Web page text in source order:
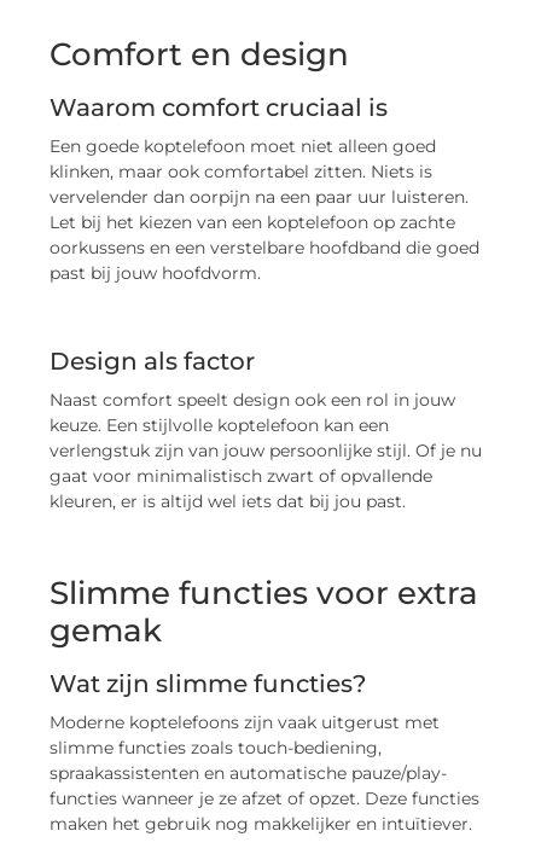
Comfort en design
Waarom comfort cruciaal is
Een goede koptelefoon moet niet alleen goed
klinken, maar ook comfortabel zitten. Niets is
vervelender dan oorpijn na een paar uur luisteren.
Let bij het kiezen van een koptelefoon op zachte
oorkussens en een verstelbare hoofdband die goed
past bij jouw hoofdvorm.
Design als factor
Naast comfort speelt design ook een rol in jouw
keuze. Een stijlvolle koptelefoon kan een
verlengstuk zijn van jouw persoonlijke stijl. Of je nu
gaat voor minimalistisch zwart of opvallende
kleuren, er is altijd wel iets dat bij jou past.
Slimme functies voor extra
gemak
Wat zijn slimme functies?
Moderne koptelefoons zijn vaak uitgerust met
slimme functies zoals touch-bediening,
spraakassistenten en automatische pauze/play-
functies wanneer je ze afzet of opzet. Deze functies
maken het gebruik nog makkelijker en intuïtiever.